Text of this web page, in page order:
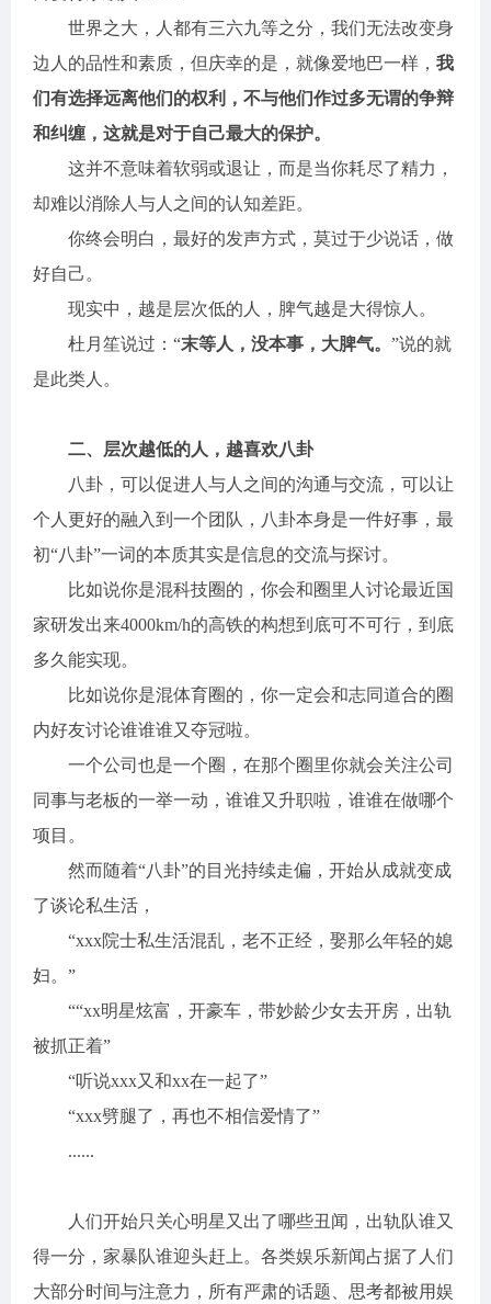
世界之大，人都有三六九等之分，我们无法改变身
边人的品性和素质，但庆幸的是，就像爱地巴一样， 我
们有选择远离他们的权利，不与他们作过多无谓的争辩
和纠缠，这就是对于自己最大的保护。
这并不意味着软弱或退让，而是当你耗尽了精力，
却难以消除人与人之间的认知差距。
你终会明白，最好的发声方式，莫过于少说话，做
好自己。
现实中，越是层次低的人，脾气越是大得惊人。
杜月笙说过：“末等人，没本事，大脾气。 ”说的就
是此类人。
二、层次越低的人，越喜欢八卦
八卦，可以促进人与人之间的沟通与交流，可以让
个人更好的融入到一个团队，八卦本身是一件好事，最
初“八卦”一词的本质其实是信息的交流与探讨。
比如说你是混科技圈的，你会和圈里人讨论最近国
家研发出来4000km/h的高铁的构想到底可不可行，到底
多久能实现。
比如说你是混体育圈的，你一定会和志同道合的圈
内好友讨论谁谁谁又夺冠啦。
一个公司也是一个圈，在那个圈里你就会关注公司
同事与老板的一举一动，谁谁又升职啦，谁谁在做哪个
项目。
然而随着“八卦”的目光持续走偏，开始从成就变成
了谈论私生活，
“xxx院士私生活混乱，老不正经，娶那么年轻的媳
妇。”
““xx明星炫富，开豪车，带妙龄少女去开房，出轨
被抓正着”
“听说xxx又和xx在一起了”
“xxx劈腿了，再也不相信爱情了”
......
人们开始只关心明星又出了哪些丑闻，出轨队谁又
得一分，家暴队谁迎头赶上。各类娱乐新闻占据了人们
大部分时间与注意力，所有严肃的话题、思考都被用娱